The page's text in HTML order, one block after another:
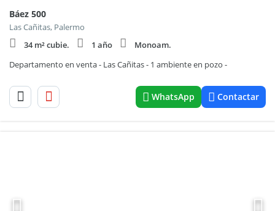
Báez 500
Las Cañitas, Palermo
34 m² cubie.
1 año
Monoam.
Departamento en venta - Las Cañitas - 1 ambiente en pozo -
WhatsApp Contactar